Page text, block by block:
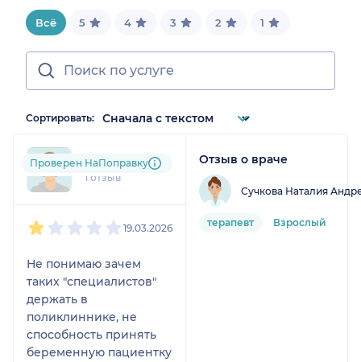
Всё 5 4 3 2 1
Сортировать:
ele....@....ru
1 отзыв
Проверен НаПоправку
19.03.2026
Не понимаю зачем
таких "специалистов"
держать в
поликлиннике, не
способность принять
беременную пациентку
Отзыв о враче
Сучкова Наталия
терапевт Взрослый